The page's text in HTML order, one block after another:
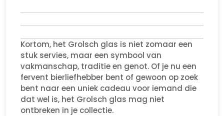
Kortom, het Grolsch glas is niet zomaar een
stuk servies, maar een symbool van
vakmanschap, traditie en genot. Of je nu een
fervent bierliefhebber bent of gewoon op zoek
bent naar een uniek cadeau voor iemand die
dat wel is, het Grolsch glas mag niet
ontbreken in je collectie.